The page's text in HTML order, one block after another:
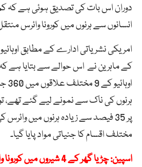
دوران اس بات کی تصدیق ہوئی ہے کہ
انسانوں سے ہرنوں میں کورونا وائرس
امریکی نشریاتی ادارے کے مطابق
کے ماہرین نے اس حوالے سے بتایا ہے
پر 35 فیصد سے زیادہ ہرنوں میں
مختلف اقسام کا جنیاتی مواد پایا گیا۔
اسپین: چڑیا گھر کے 4 شیروں میں کورونا وائرس کی تشخیص